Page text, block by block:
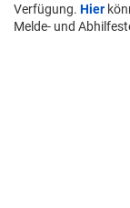
Verfügung. Hier
Melde- und